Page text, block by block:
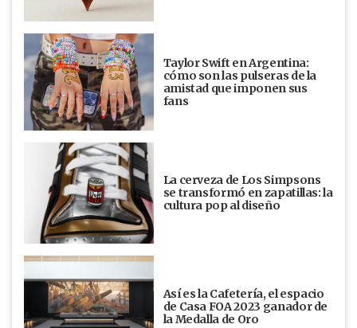
Taylor Swift en Argentina:
cómo son las pulseras de la
amistad que imponen sus
fans
La cerveza de Los Simpsons
se transformó en zapatillas: la
cultura pop al diseño
Así es la Cafetería, el espacio
de Casa FOA 2023 ganador de
la Medalla de Oro